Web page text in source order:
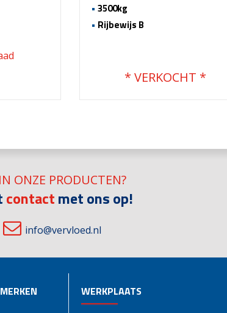
3500kg
Rijbewijs B
ONZE PRODUCTEN?
contactmet ons op!
info@vervloed.nl
WERKPLAATS